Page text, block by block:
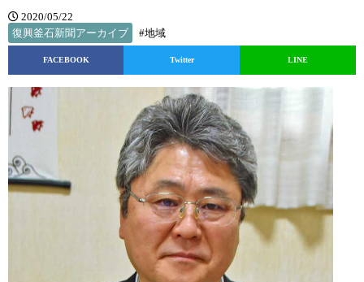
2020/05/22
復興釜石新聞アーカイブ
#地域
FACEBOOK Twitter LINE